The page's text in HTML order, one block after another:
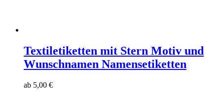
Textiletiketten mit Stern Motiv und
Wunschnamen Namensetiketten
ab 5,00 €